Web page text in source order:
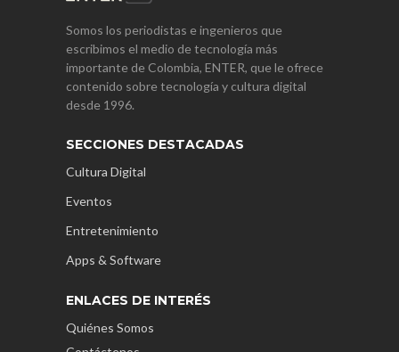
Somos los periodistas e ingenieros que
escribimos el medio de tecnología más
importante de Colombia, ENTER, que le ofrece
contenido sobre tecnología y cultura digital
desde 1996.
SECCIONES DESTACADAS
Cultura Digital
Eventos
Entretenimiento
Apps & Software
ENLACES DE INTERÉS
Quiénes Somos